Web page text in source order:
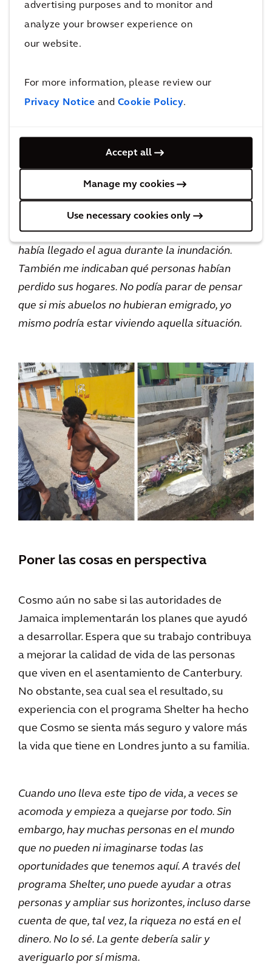
advertising purposes and to monitor and
analyze your browser experience on
our website.
For more information, please review our
Privacy Notice and Cookie Policy.
Accept all
Manage my cookies
Use necessary cookies only
recomendaciones. En el caso de Cosmo, tener
contacto cara a cara con personas que pueden
beneficiarse de su trabajo es la diferencia más
y trabajar en una misión de Shelter.
trabajo habitual, es posible que haya también
representantes de agencias medioambientales,
pero no hay personas en esa sala que se vean
directamente afectadas por mi trabajo. Cuando
estaba en Jamaica, muchas personas se
acercaban a mí para enseñarme hasta dónde
había llegado el agua durante la inundación.
También me indicaban qué personas habían
perdido sus hogares. No podía parar de pensar
que si mis abuelos no hubieran emigrado, yo
mismo podría estar viviendo aquella situación.
Poner las cosas en perspectiva
Cosmo aún no sabe si las autoridades de
Jamaica implementarán los planes que ayudó
a desarrollar. Espera que su trabajo contribuya
a mejorar la calidad de vida de las personas
que viven en el asentamiento de Canterbury.
No obstante, sea cual sea el resultado, su
experiencia con el programa Shelter ha hecho
que Cosmo se sienta más seguro y valore más
la vida que tiene en Londres junto a su familia.
Cuando uno lleva este tipo de vida, a veces se
acomoda y empieza a quejarse por todo. Sin
embargo, hay muchas personas en el mundo
que no pueden ni imaginarse todas las
oportunidades que tenemos aquí. A través del
programa Shelter, uno puede ayudar a otras
personas y ampliar sus horizontes, incluso darse
cuenta de que, tal vez, la riqueza no está en el
dinero. No lo sé. La gente debería salir y
averiguarlo por sí misma.